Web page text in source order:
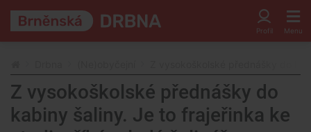
Z vysokoškolské přednášky do
kabiny šaliny. Je to frajeřinka ke